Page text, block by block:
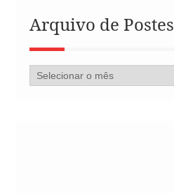
Arquivo de Postes
Arquivo
de